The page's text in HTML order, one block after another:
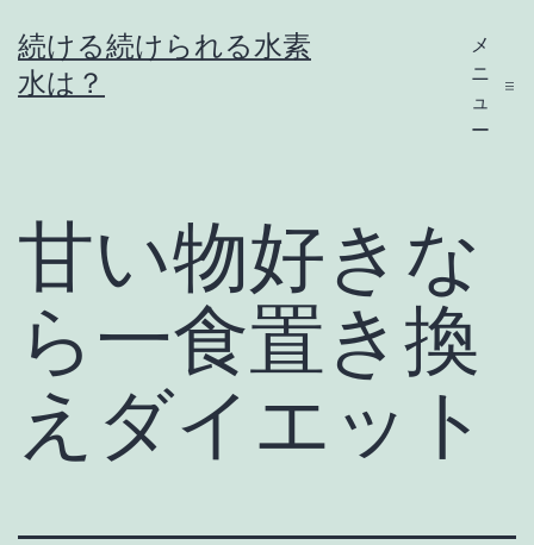
ン
テ
続ける続けられる水素
水は？
メ
ニ
ュ
ー
甘い物好きな
ら一食置き換
えダイエット